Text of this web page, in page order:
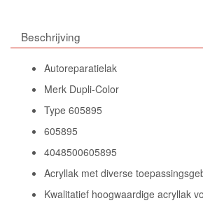
Beschrijving
Autoreparatielak
Merk Dupli-Color
Type 605895
605895
4048500605895
Acryllak met diverse
Kwalitatief hoogwaardige acryllak